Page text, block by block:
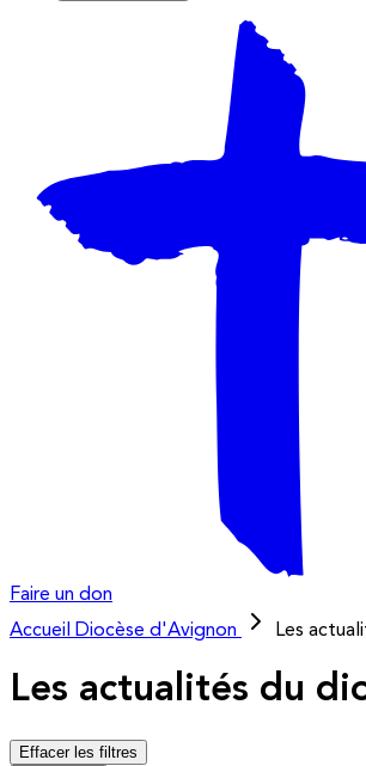
Faire un don
Accueil
Diocèse d'Avignon Les
Les actualités du
Effacer les filtres